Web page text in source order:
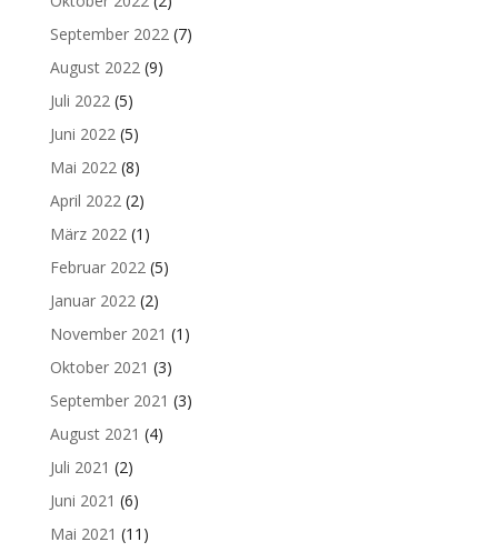
September 2022 (7)
August 2022 (9)
Juli 2022 (5)
Juni 2022 (5)
Mai 2022 (8)
April 2022 (2)
März 2022 (1)
Februar 2022 (5)
Januar 2022 (2)
November 2021 (1)
Oktober 2021 (3)
September 2021 (3)
August 2021 (4)
Juli 2021 (2)
Juni 2021 (6)
Mai 2021 (11)